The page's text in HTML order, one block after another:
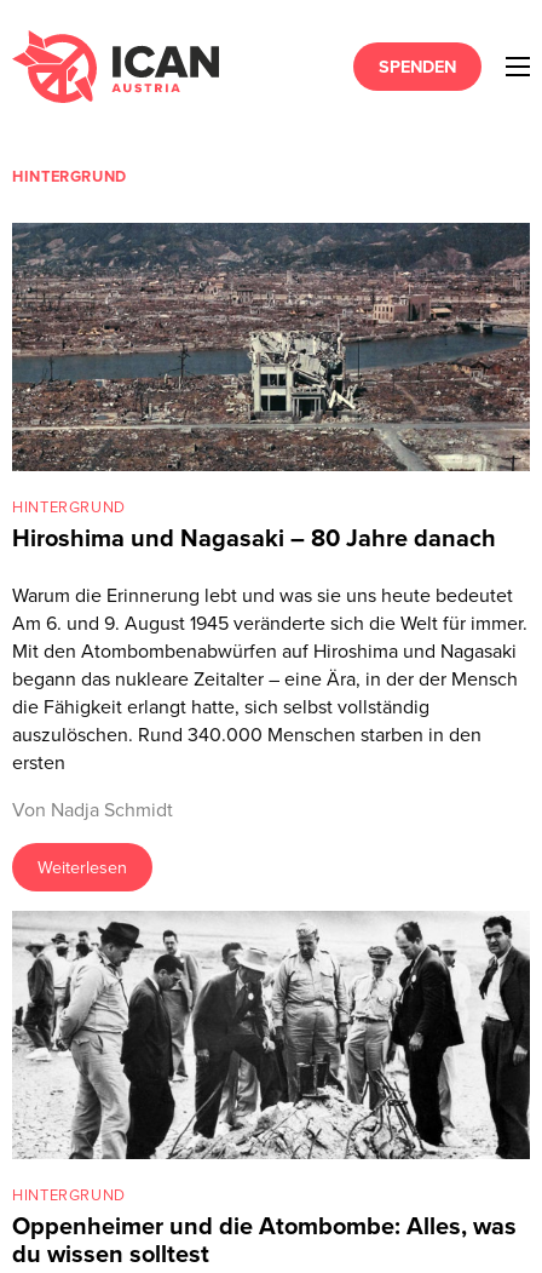
SPENDEN
HINTERGRUND
HINTERGRUND
Hiroshima und Nagasaki – 80 Jahre danach
Warum die Erinnerung lebt und was sie uns heute bedeutet
Am 6. und 9. August 1945 veränderte sich die Welt für immer.
Mit den Atombombenabwürfen auf Hiroshima und Nagasaki
begann das nukleare Zeitalter – eine Ära, in der der Mensch
die Fähigkeit erlangt hatte, sich selbst vollständig
auszulöschen. Rund 340.000 Menschen starben in den
ersten
Von Nadja Schmidt
Weiterlesen
HINTERGRUND
Oppenheimer und die Atombombe: Alles, was
du wissen solltest